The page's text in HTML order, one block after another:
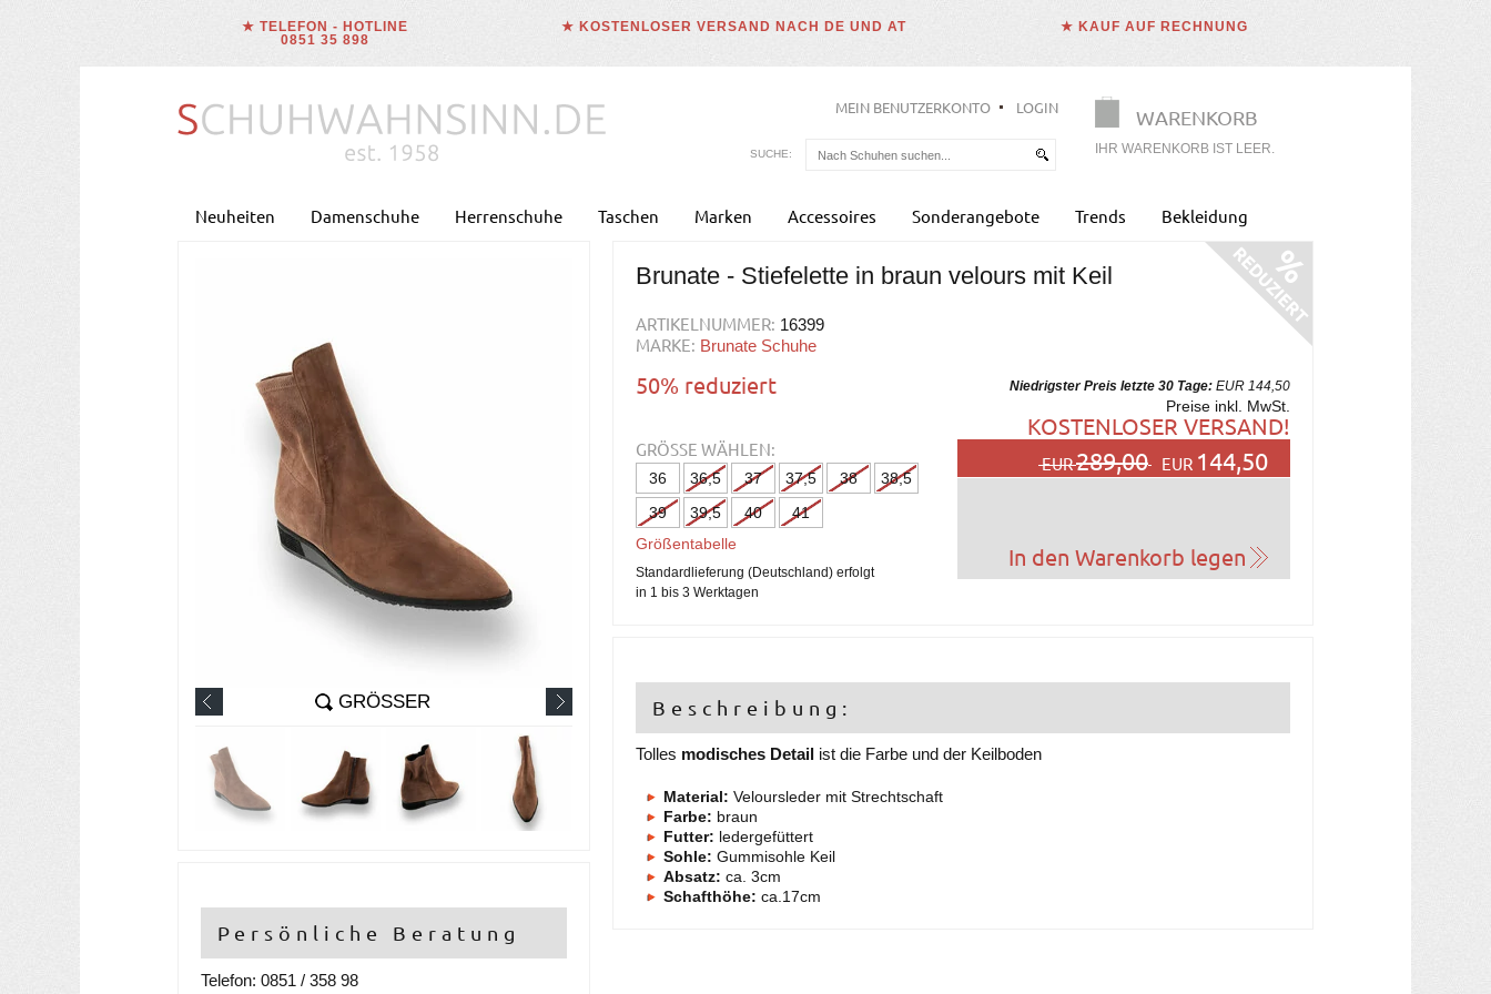
★ TELEFON - HOTLINE
0851 35 898
★ KOSTENLOSER VERSAND NACH DE UND AT ★ KAUF AUF RECHNUNG
WARENKORB
IHR WARENKORB IST LEER.
MEIN BENUTZERKONTO LOGIN
SUCHE:
Neuheiten Damenschuhe Herrenschuhe Taschen Marken Accessoires Sonderangebote Trends Bekleidung
GRÖSSER
Persönliche Beratung
Telefon: 0851 / 358 98
Brunate - Stiefelette in braun velours mit Keil
ARTIKELNUMMER: 16399
MARKE: Brunate Schuhe
50% reduziert Niedrigster Preis letzte 30 Tage: EUR 144,50
Preise inkl. MwSt.
KOSTENLOSER VERSAND!
GRÖSSE WÄHLEN:
36 36,5 37 37,5 38
38,5
39
39,5 40
41
Größentabelle
Standardlieferung (Deutschland) erfolgt
in 1 bis 3 Werktagen
EUR289,00 EUR 144,50
Beschreibung:
Tolles modisches Detail ist die Farbe und der Keilboden
Material: Veloursleder mit Strechtschaft
Farbe: braun
Futter: ledergefüttert
Sohle: Gummisohle Keil
Absatz: ca. 3cm
Schafthöhe: ca.17cm